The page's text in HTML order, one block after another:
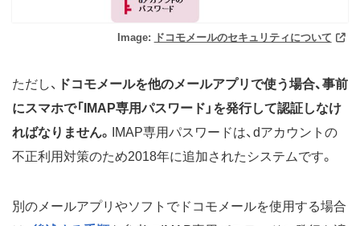
Image: ドコモメールのセキュリティについて
ただし、
ドコモメールを他のメールアプリで使う場合、事前
にスマホで「IMAP専用パスワード」を発行して認証しなけ
ればなりません。
IMAP専用パスワードは、dアカウントの
不正利用対策のため2018年に追加されたシステムです。
別のメールアプリやソフトでドコモメールを使用する場合